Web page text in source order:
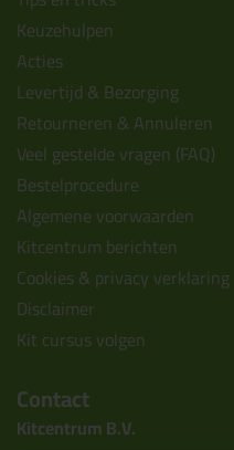
Keuzehulpen
Acties
Levertijd & Bezorging
Retourneren & Annuleren
Veel gestelde vragen (FAQ)
Bestelprocedure
Algemene voorwaarden
Kitcentrum berichten
Cookies & privacy verklaring
Disclaimer
Kit cursus volgen
Contact
Kitcentrum B.V.